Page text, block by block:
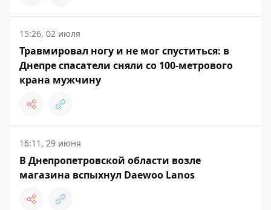
15:26, 02 июля
Травмировал ногу и не мог спуститься: в
Днепре спасатели сняли со 100-метрового
крана мужчину
16:11, 29 июня
В Днепропетровской области возле
магазина вспыхнул Daewoo Lanos